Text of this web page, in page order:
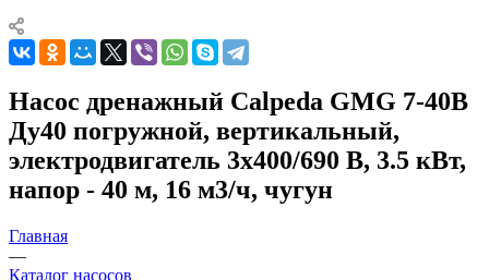
Насос дренажный Calpeda GMG 7-40B
Ду40 погружной, вертикальный,
электродвигатель 3x400/690 В, 3.5 кВт,
напор - 40 м, 16 м3/ч, чугун
Главная
—
Каталог насосов